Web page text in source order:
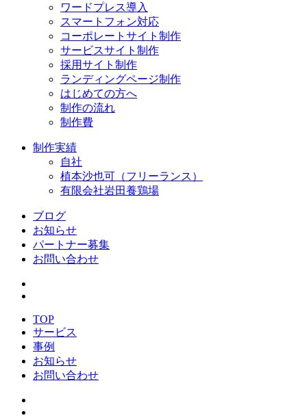
ワードプレス導入
スマートフォン対応
コーポレートサイト制作
サービスサイト制作
採用サイト制作
ランディングページ制作
はじめての方へ
制作の流れ
制作費
制作実績
自社
植本沙也可（フリーランス）
有限会社岩田養鶏場
ブログ
お知らせ
パートナー募集
お問い合わせ
TOP
サービス
事例
お知らせ
お問い合わせ